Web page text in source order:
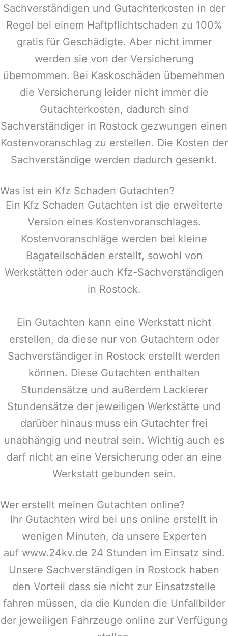
Sachverständigen und Gutachterkosten in der
Regel bei einem Haftpflichtschaden zu 100%
gratis für Geschädigte. Aber nicht immer
werden sie von der Versicherung
übernommen. Bei Kaskoschäden übernehmen
die Versicherung leider nicht immer die
Gutachterkosten, dadurch sind
Sachverständiger in Rostock gezwungen einen
Kostenvoranschlag zu erstellen. Die Kosten der
Sachverständige werden dadurch gesenkt.
Was ist ein Kfz Schaden Gutachten?
Ein Kfz Schaden Gutachten ist die erweiterte
Version eines Kostenvoranschlages.
Kostenvoranschläge werden bei kleine
Bagatellschäden erstellt, sowohl von
Werkstätten oder auch Kfz-Sachverständigen
in Rostock.
Ein Gutachten kann eine Werkstatt nicht
erstellen, da diese nur von Gutachtern oder
Sachverständiger in Rostock erstellt werden
können. Diese Gutachten enthalten
Stundensätze und außerdem Lackierer
Stundensätze der jeweiligen Werkstätte und
darüber hinaus muss ein Gutachter frei
unabhängig und neutral sein. Wichtig auch es
darf nicht an eine Versicherung oder an eine
Werkstatt gebunden sein.
Wer erstellt meinen Gutachten online?
Ihr Gutachten wird bei uns online erstellt in
wenigen Minuten, da unsere Experten
auf www.24kv.de 24 Stunden im Einsatz sind.
Unsere Sachverständigen in Rostock haben
den Vorteil dass sie nicht zur Einsatzstelle
fahren müssen, da die Kunden die Unfallbilder
der jeweiligen Fahrzeuge online zur Verfügung